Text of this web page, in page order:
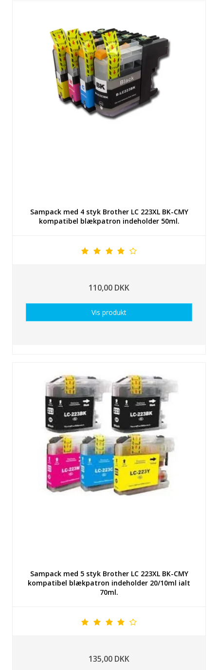
Sampack med 4 styk Brother LC 223XL BK-CMY
kompatibel blækpatron indeholder 50ml.
110,00 DKK
Vis produkt
Sampack med 5 styk Brother LC 223XL BK-CMY
kompatibel blækpatron indeholder 20/10ml ialt
70ml.
135,00 DKK